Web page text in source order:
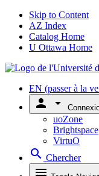
Skip to Content
AZ Index
Catalog Home
U Ottawa Home
EN (passer à la
person arrow_drop_down
uoZone
Brightspace
VirtuO
search Chercher
menu